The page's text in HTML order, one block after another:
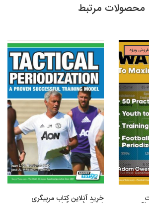
محصولات مرتبط
فروش ویژه
خرید آنلاین کتاب مربیگری